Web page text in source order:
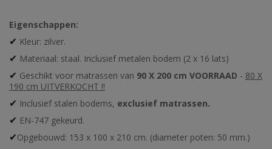
Eigenschappen:
✔ Kleur: zilver.
✔ Materiaal: staal. Inclusief metalen bodem (2 x 16 lats)
✔ Geschikt voor matrassen van 90 X 200 cm VOORRAAD - 80 X
190 cm UITVERKOCHT !!
✔ Inclusief stalen bodems, exclusief matrassen.
✔ EN-747 gekeurd.
✔Opgebouwd: 153 x 100 x 210 cm. (diameter poten: 50 mm.)